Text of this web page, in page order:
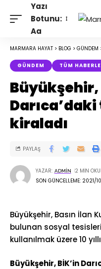
Yazı
Botunu:
Aa
MARMARA HAYAT > BLOG > GÜNDEM
GÜNDEM TÜM
Büyükşehir,
kiraladı
SON GÜNCELLEME: 2021/
YAZAR: ADMIN 2 MIN
PAYLAŞ
Büyükşehir, Basın İlan
bulunan sosyal
kullanılmak üzere 10
Büyükşehir, BİK’in